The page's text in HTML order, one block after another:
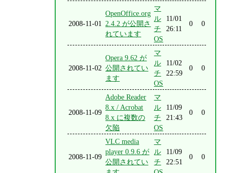
2008-11-01
OpenOffice.org
2.4.2 が公開さ
れています
マ
ル
チ
OS
11/01
26:11
0 0
2008-11-02
Opera 9.62 が
公開されてい
ます
マ
ル
チ
OS
11/02
22:59
0 0
2008-11-09
Adobe Reader
8.x / Acrobat
8.x に複数の
欠陥
マ
ル
チ
OS
11/09
21:43
0 0
2008-11-09
VLC media
player 0.9.6 が
公開されてい
マ
ル
チ
11/09
22:51
0 0